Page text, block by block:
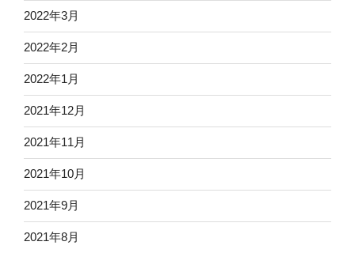
2022年3月
2022年2月
2022年1月
2021年12月
2021年11月
2021年10月
2021年9月
2021年8月